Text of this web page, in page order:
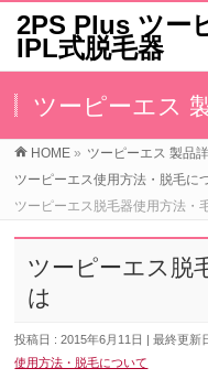
2PS Plus ツー
IPL式脱毛器
ツーピーエス
HOME » ツーピーエス 製品
ツーピーエス使用方法・脱毛に
ツーピーエス脱毛器使用方法・
ツーピーエス脱
は
投稿日 : 2015年6月11日 最終更新
使用方法・脱毛について